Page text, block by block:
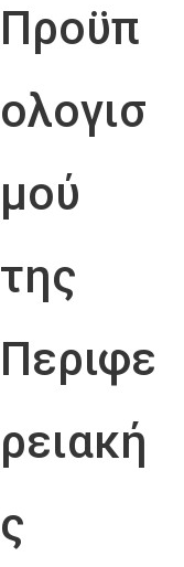
Προϋπ
ολογισ
μού
της
Περιφε
ρειακή
ς